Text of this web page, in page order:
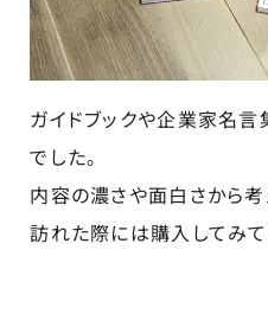
ガイドブックや企業家名言
でした。
内容の濃さや面白さから
訪れた際には購入してみて